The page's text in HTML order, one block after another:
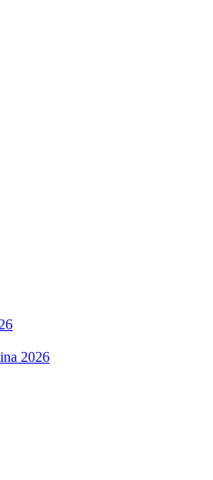
2026